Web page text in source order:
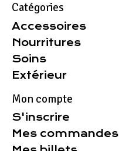
Catégories
Accessoires
Nourritures
Soins
Extérieur
Mon compte
S'inscrire
Mes commandes